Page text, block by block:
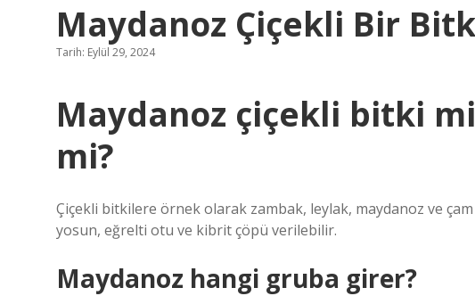
Maydanoz Çiçekli Bir
Tarih: Eylül 29, 2024
Maydanoz çiçekli bitki
mi?
Çiçekli bitkilere örnek olarak zambak, leylak, maydanoz ve
yosun, eğrelti otu ve kibrit çöpü verilebilir.
Maydanoz hangi gruba girer?